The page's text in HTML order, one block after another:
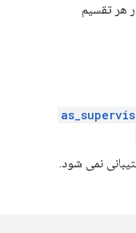
هر تقسیم
نمی شود.